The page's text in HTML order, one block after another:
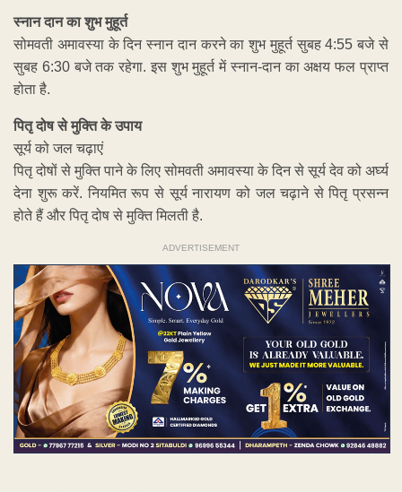
स्नान दान का शुभ मुहूर्त
सोमवती अमावस्या के दिन स्नान दान करने का शुभ मुहूर्त सुबह 4:55 बजे से
सुबह 6:30 बजे तक रहेगा. इस शुभ मुहूर्त में स्नान-दान का अक्षय फल प्राप्त
होता है.
पितृ दोष से मुक्ति के उपाय
सूर्य को जल चढ़ाएं
पितृ दोषों से मुक्ति पाने के लिए सोमवती अमावस्या के दिन से सूर्य देव को अर्घ्य
देना शुरू करें. नियमित रूप से सूर्य नारायण को जल चढ़ाने से पितृ प्रसन्न
होते हैं और पितृ दोष से मुक्ति मिलती है.
ADVERTISEMENT